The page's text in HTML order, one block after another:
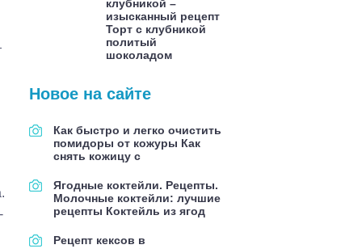
клубникой –
изысканный рецепт
Торт с клубникой
политый
шоколадом
Новое на сайте
Как быстро и легко очистить
помидоры от кожуры Как
снять кожицу с
Ягодные коктейли. Рецепты.
Молочные коктейли: лучшие
рецепты Коктейль из ягод
Рецепт кексов в